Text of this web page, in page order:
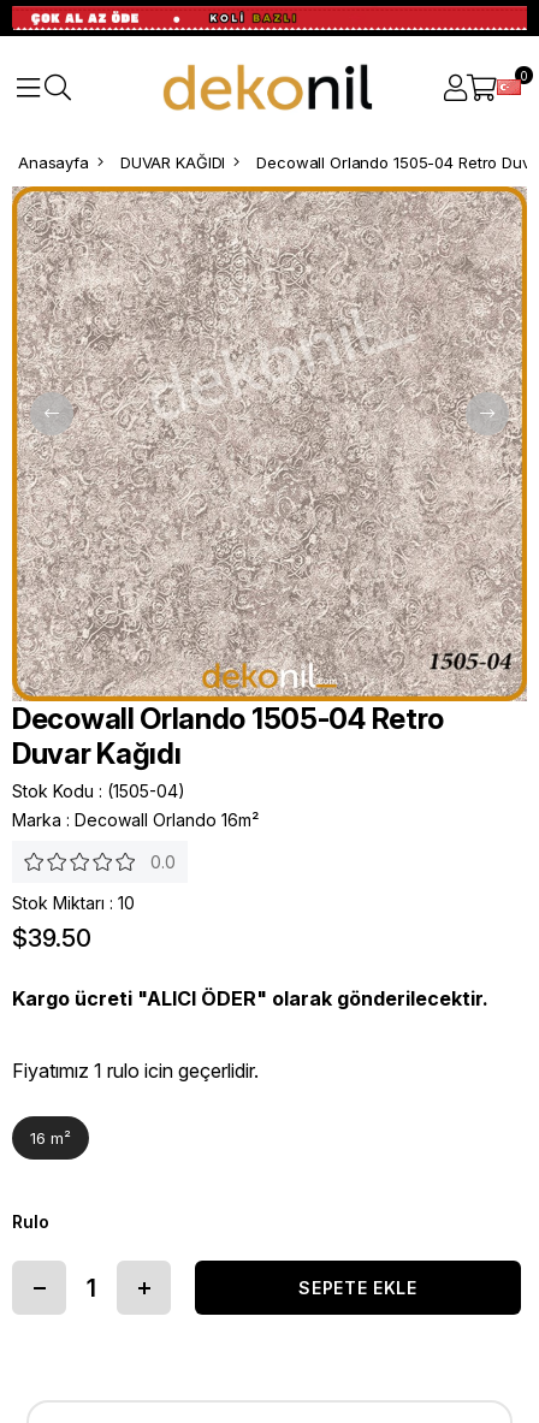
0
Anasayfa DUVAR KAĞIDI Decowall Orlando 1505-04 Retro
Decowall Orlando 1505-04 Retro
Duvar Kağıdı
Stok Kodu
(1505-04)
Marka : Decowall Orlando 16m²
0.0
Stok Miktarı : 10
$39.50
Kargo ücreti "ALICI ÖDER" olarak gönderilecektir.
Fiyatımız 1 rulo icin geçerlidir.
16 m²
Rulo